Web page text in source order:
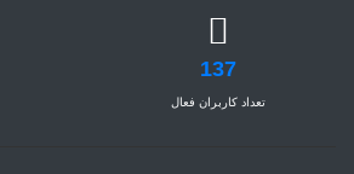
137
تعداد کاربران فعال